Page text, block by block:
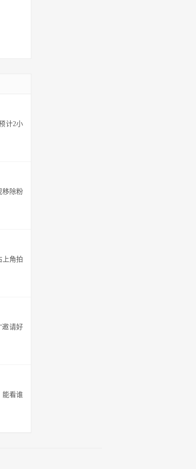
计2小
移除粉
上角拍
邀请好
能看谁